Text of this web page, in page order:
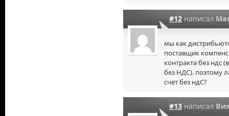
#12написал
мы как
поставщик
контракта без ндс
без НДС). поэтому
счет без ндС?
#13написал